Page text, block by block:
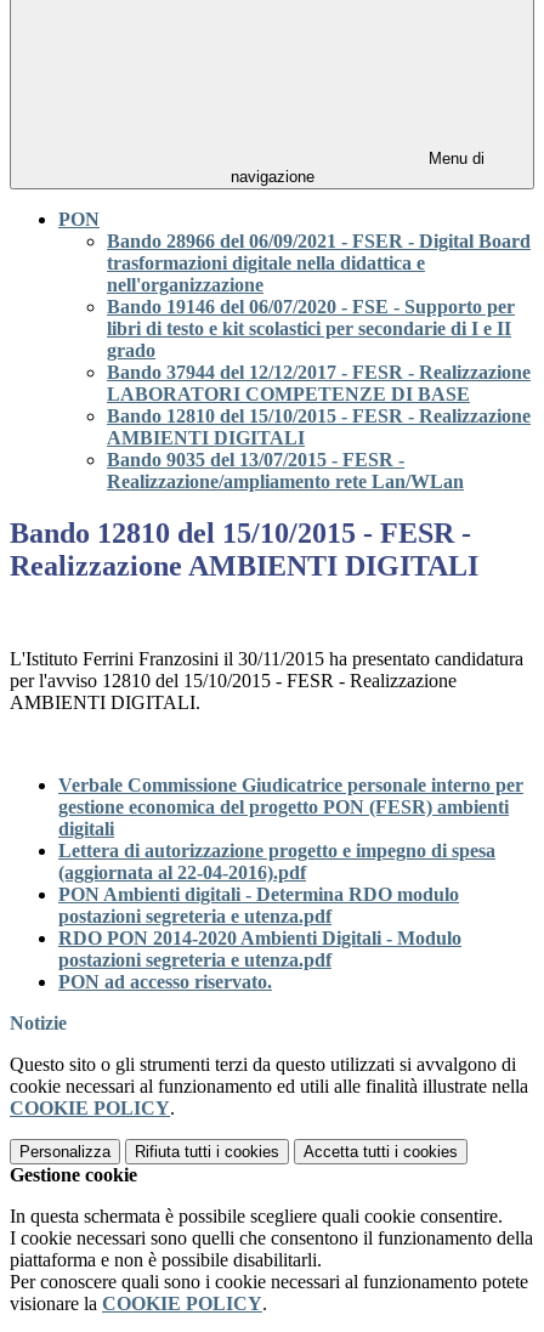
Menu di
navigazione
PON
Bando 28966 del 06/09/2021 - FSER - Digital Board
trasformazioni digitale nella didattica e
nell'organizzazione
Bando 19146 del 06/07/2020 - FSE - Supporto per
libri di testo e kit scolastici per secondarie di I e II
grado
Bando 37944 del 12/12/2017 - FESR - Realizzazione
LABORATORI COMPETENZE DI BASE
Bando 12810 del 15/10/2015 - FESR - Realizzazione
AMBIENTI DIGITALI
Bando 9035 del 13/07/2015 - FESR -
Realizzazione/ampliamento rete Lan/WLan
Bando 12810 del 15/10/2015 - FESR -
Realizzazione AMBIENTI DIGITALI
L'Istituto Ferrini Franzosini il 30/11/2015 ha presentato candidatura
per l'avviso 12810 del 15/10/2015 - FESR - Realizzazione
AMBIENTI DIGITALI.
Verbale Commissione Giudicatrice personale interno per
gestione economica del progetto PON (FESR) ambienti
digitali
Lettera di autorizzazione progetto e impegno di spesa
(aggiornata al 22-04-2016).pdf
PON Ambienti digitali - Determina RDO modulo
postazioni segreteria e utenza.pdf
RDO PON 2014-2020 Ambienti Digitali - Modulo
postazioni segreteria e utenza.pdf
PON ad accesso riservato.
Notizie
Questo sito o gli strumenti terzi da questo utilizzati si avvalgono di
cookie necessari al funzionamento ed utili alle finalità illustrate nella
COOKIE POLICY.
Personalizza Rifiuta tutti i cookies Accetta tutti i cookies
Gestione cookie
In questa schermata è possibile scegliere quali cookie consentire.
I cookie necessari sono quelli che consentono il funzionamento della
piattaforma e non è possibile disabilitarli.
Per conoscere quali sono i cookie necessari al funzionamento potete
visionare la COOKIE POLICY.